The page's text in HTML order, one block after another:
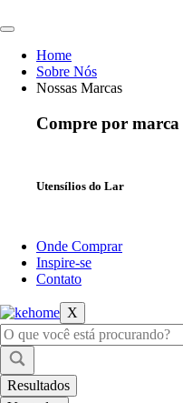
para
conteúdoHome
Sobre Nós
Nossas Marcas
Compre por marca
Utensílios do Lar
Onde Comprar
Inspire-se
Contato
X
Pesquisar
...
Resultados